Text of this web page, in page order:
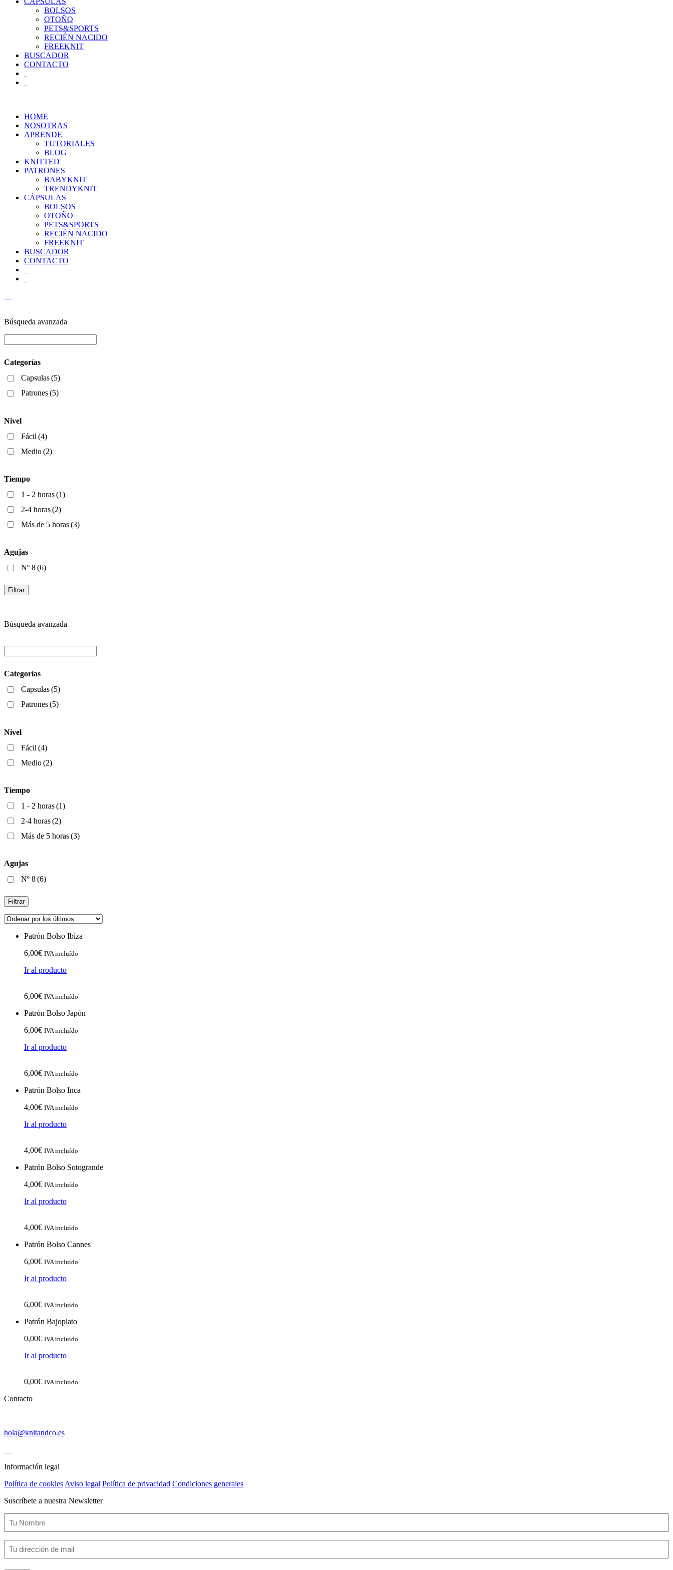
BOLSOS
OTOÑO
PETS&SPORTS
RECIÉN NACIDO
FREEKNIT
BUSCADOR
CONTACTO
HOME
NOSOTRAS
APRENDE
TUTORIALES
BLOG
KNITTED
PATRONES
BABYKNIT
TRENDYKNIT
CÁPSULAS
BOLSOS
OTOÑO
PETS&SPORTS
RECIÉN NACIDO
FREEKNIT
BUSCADOR
CONTACTO
Búsqueda avanzada
Categorías
Capsulas(5)
Patrones(5)
Nivel
Fácil (4)
Medio(2)
Tiempo
1 - 2 horas(1)
2-4 horas(2)
Más de 5 horas(3)
Agujas
Nº 8(6)
Filtrar
Búsqueda avanzada
Categorías
Capsulas(5)
Patrones(5)
Nivel
Fácil (4)
Medio(2)
Tiempo
1 - 2 horas(1)
2-4 horas(2)
Más de 5 horas(3)
Agujas
Nº 8(6)
Filtrar
Patrón Bolso Ibiza
6,00€ IVA incluído
Ir al producto
6,00€ IVA incluído
Patrón Bolso Japón
6,00€ IVA incluído
Ir al producto
6,00€ IVA incluído
Patrón Bolso Inca
4,00€ IVA incluído
Ir al producto
4,00€ IVA incluído
Patrón Bolso Sotogrande
4,00€ IVA incluído
Ir al producto
4,00€ IVA incluído
Patrón Bolso Cannes
6,00€ IVA incluído
Ir al producto
6,00€ IVA incluído
Patrón Bajoplato
0,00€ IVA incluído
Ir al producto
0,00€ IVA incluído
Contacto
hola@knitandco.es
Información legal
Política de cookies Aviso legal Política de privacidad Condiciones generales
Suscríbete a nuestra Newsletter
(Obligatorio)
(Obligatorio)